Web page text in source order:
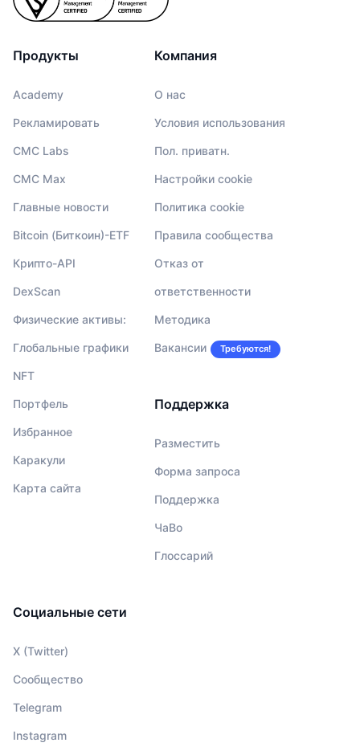
Продукты
Academy
Рекламировать
CMC Labs
CMC Max
Главные новости
Bitcoin (Биткоин)-ETF
Крипто-API
DexScan
Физические активы:
Глобальные графики
NFT
Портфель
Избранное
Каракули
Карта сайта
Компания
О нас
Условия использования
Пол. приватн.
Настройки cookie
Политика cookie
Правила сообщества
Отказ от
ответственности
Методика
Вакансии Требуются!
Поддержка
Разместить
Форма запроса
Поддержка
ЧаВо
Глоссарий
Социальные сети
X (Twitter)
Сообщество
Telegram
Instagram